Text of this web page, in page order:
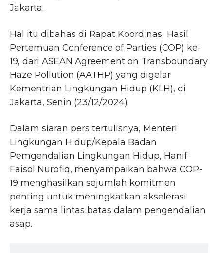
Jakarta.
Hal itu dibahas di Rapat Koordinasi Hasil
Pertemuan Conference of Parties (COP) ke-
19, dari ASEAN Agreement on Transboundary
Haze Pollution (AATHP) yang digelar
Kementrian Lingkungan Hidup (KLH), di
Jakarta, Senin (23/12/2024).
Dalam siaran pers tertulisnya, Menteri
Lingkungan Hidup/Kepala Badan
Pemgendalian Lingkungan Hidup, Hanif
Faisol Nurofiq, menyampaikan bahwa COP-
19 menghasilkan sejumlah komitmen
penting untuk meningkatkan akselerasi
kerja sama lintas batas dalam pengendalian
asap.